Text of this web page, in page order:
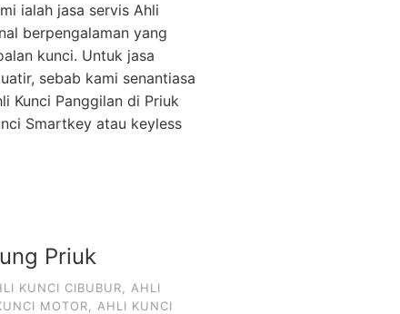
ialah jasa servis Ahli
berpengalaman yang
kunci. Untuk jasa
sebab kami senantiasa
Kunci Panggilan di Priuk
Smartkey atau keyless
Priuk
KUNCI CIBUBUR
AHLI
MOTOR
AHLI KUNCI